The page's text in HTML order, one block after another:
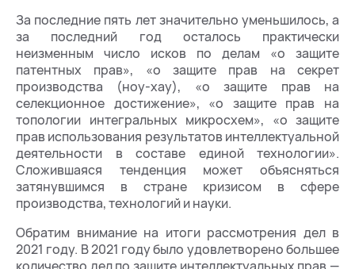
За последние пять лет значительно уменьшилось, а
за последний год осталось практически
неизменным число исков по делам «о защите
патентных прав», «о защите прав на секрет
производства (ноу-хау), «о защите прав на
селекционное достижение», «о защите прав на
топологии интегральных микросхем», «о защите
прав использования результатов интеллектуальной
деятельности в составе единой технологии».
Сложившаяся тенденция может объясняться
затянувшимся в стране кризисом в сфере
производства, технологий и науки.
Обратим внимание на итоги рассмотрения дел в
2021 году. В 2021 году было удовлетворено большее
количество дел по защите интеллектуальных прав —